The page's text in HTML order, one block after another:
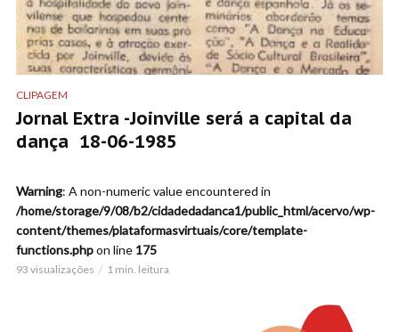
CLIPAGEM
Jornal Extra -Joinville será a capital da
dança 18-06-1985
Warning: A non-numeric value encountered in
/home/storage/9/08/b2/cidadedadanca1/public_html/acervo/wp-
content/themes/plataformasvirtuais/core/template-
functions.phpon line 175
93 visualizações 1 min. leitura